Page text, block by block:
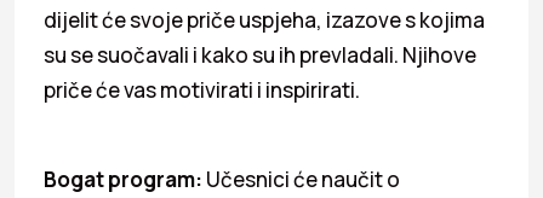
dijelit će svoje priče uspjeha, izazove s kojima
su se suočavali i kako su ih prevladali. Njihove
priče će vas motivirati i inspirirati.
Bogat program: Učesnici će naučit o